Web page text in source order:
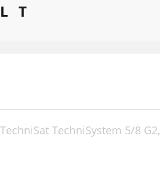
T
TechniSat TechniSystem 5/8 G2,